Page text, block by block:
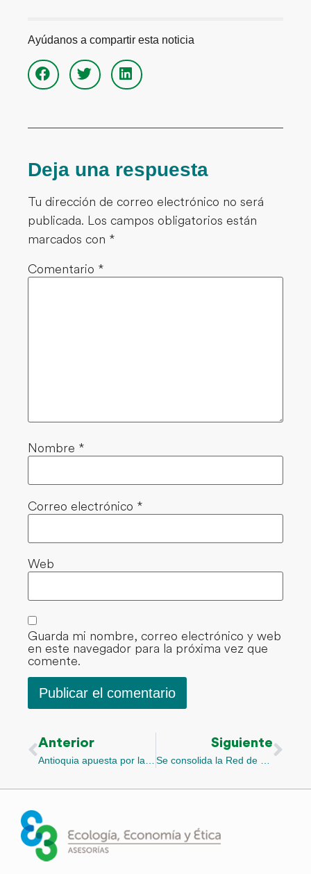
Ayúdanos a compartir esta noticia
Deja una respuesta
Tu dirección de correo electrónico no será
publicada. Los campos obligatorios están
marcados con *
Comentario *
Nombre *
Correo electrónico *
Web
Guarda mi nombre, correo electrónico y web
en este navegador para la próxima vez que
comente.
Anterior
Antioquia apuesta por la transformación de sus sistemas de alimentación y uso del suelo
Siguiente
Se consolida la Red de Regeneradores de Antioquia y Quindío a través del Laboratorio para una conciencia regenerativa